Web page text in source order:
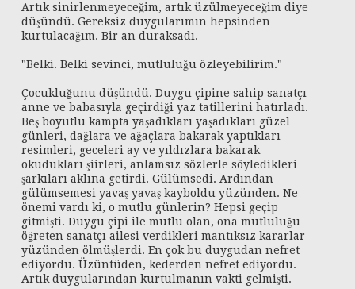
Artık sinirlenmeyeceğim, artık üzülmeyeceğim diye
düşündü. Gereksiz duygularımın hepsinden
kurtulacağım. Bir an duraksadı.
"Belki. Belki sevinci, mutluluğu özleyebilirim."
Çocukluğunu düşündü. Duygu çipine sahip sanatçı
anne ve babasıyla geçirdiği yaz tatillerini hatırladı.
Beş boyutlu kampta yaşadıkları yaşadıkları güzel
günleri, dağlara ve ağaçlara bakarak yaptıkları
resimleri, geceleri ay ve yıldızlara bakarak
okudukları şiirleri, anlamsız sözlerle söyledikleri
şarkıları aklına getirdi. Gülümsedi. Ardından
gülümsemesi yavaş yavaş kayboldu yüzünden. Ne
önemi vardı ki, o mutlu günlerin? Hepsi geçip
gitmişti. Duygu çipi ile mutlu olan, ona mutluluğu
öğreten sanatçı ailesi verdikleri mantıksız kararlar
yüzünden ölmüşlerdi. En çok bu duygudan nefret
ediyordu. Üzüntüden, kederden nefret ediyordu.
Artık duygularından kurtulmanın vakti gelmişti.